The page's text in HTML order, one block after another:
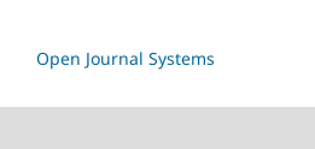
Open Journal Systems